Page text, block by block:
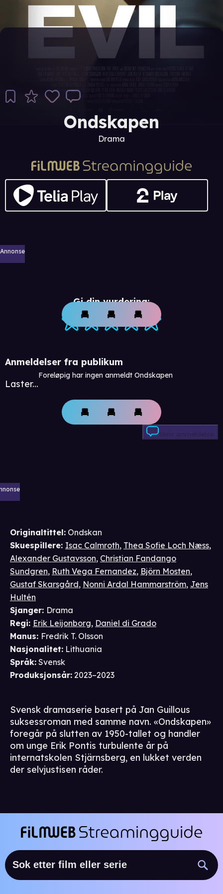
Ondskapen
Drama
Annonse
Gi din vurdering:
Anmeldelser fra publikum
Laster...
Foreløpig har ingen anmeldt Ondskapen
Skriv anmeldelse
Originaltittel: Ondskan
Skuespillere: Isac Calmroth, Thea Sofie Loch Næss,
Alexander Gustavsson, Christian Fandango
Sundgren, Ruth Vega Fernandez, Björn Mosten,
Gustaf Skarsgård, Nonni Ardal Hammarström, Jens
Hultén
Sjanger: Drama
Regi: Erik Leijonborg, Daniel di Grado
Manus: Fredrik T. Olsson
Nasjonalitet: Lithuania
Språk: Svensk
Produksjonsår: 2023–2023
Svensk dramaserie basert på Jan Guillous
suksessroman med samme navn. «Ondskapen»
foregår på slutten av 1950-tallet og handler
om unge Erik Pontis turbulente år på
internatskolen Stjärnsberg, en lukket verden
der selvjustisen råder.